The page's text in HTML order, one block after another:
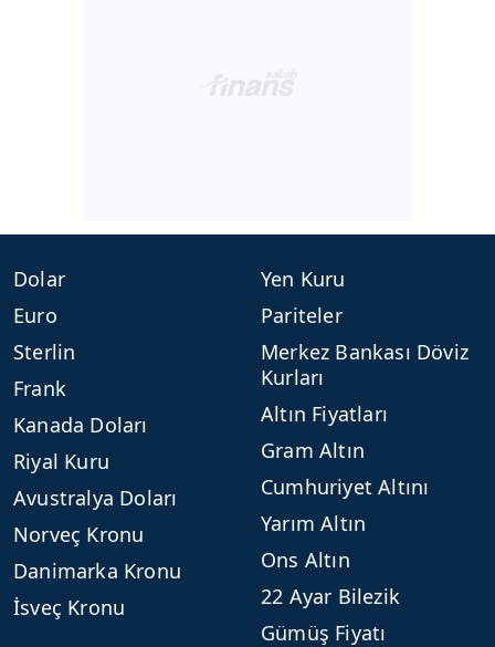
Dolar
Euro
Sterlin
Frank
Kanada Doları
Riyal Kuru
Avustralya Doları
Norveç Kronu
Danimarka Kronu
İsveç Kronu
Yen Kuru
Pariteler
Merkez Bankası Döviz
Kurları
Altın Fiyatları
Gram Altın
Cumhuriyet Altını
Yarım Altın
Ons Altın
22 Ayar Bilezik
Gümüş Fiyatı